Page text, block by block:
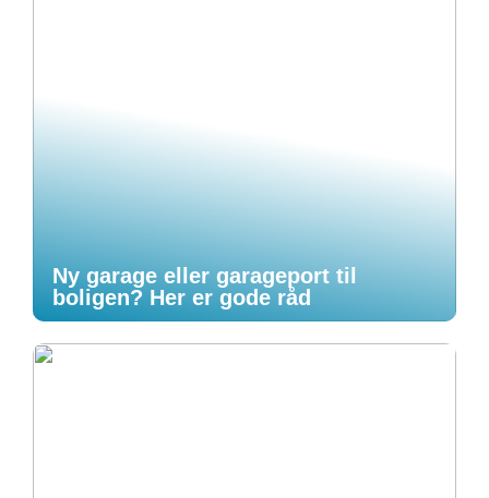
Ny garage eller garageport til
boligen? Her er gode råd